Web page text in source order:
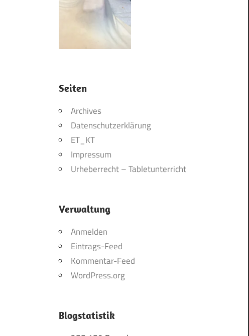
Seiten
Archives
Datenschutzerklärung
ET_KT
Impressum
Urheberrecht – Tabletunterricht
Verwaltung
Anmelden
Eintrags-Feed
Kommentar-Feed
WordPress.org
Blogstatistik